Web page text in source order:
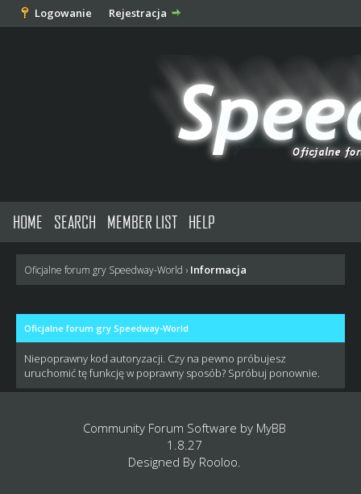
Logowanie Rejestracja
HOME SEARCH MEMBER LIST HELP
Oficjalne forum gry Speedway-World › Informacja
Oficjalne forum gry Speedway-World
Niepoprawny kod autoryzacji. Czy na pewno próbujesz
uruchomić tę funkcję w poprawny sposób? Spróbuj ponownie.
Community Forum Software by MyBB
1.8.27
Designed By Rooloo.